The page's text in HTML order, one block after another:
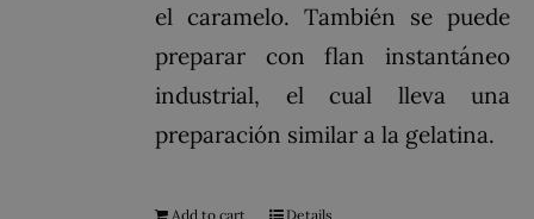
el caramelo. También se puede
preparar con flan instantáneo
industrial, el cual lleva una
preparación similar a la gelatina.
Add to cart Details